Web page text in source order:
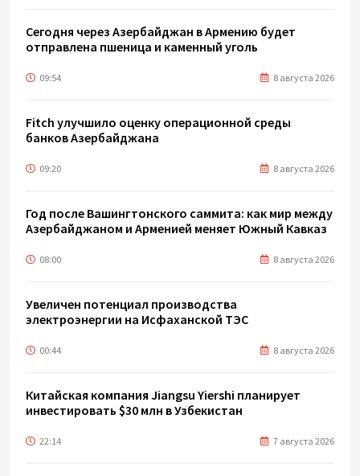
Сегодня через Азербайджан в Армению будет
отправлена пшеница и каменный уголь
09:54 8 августа 2026
Fitch улучшило оценку операционной среды
банков Азербайджана
09:20 8 августа 2026
Год после Вашингтонского саммита: как мир между
Азербайджаном и Арменией меняет Южный Кавказ
08:00 8 августа 2026
Увеличен потенциал производства
электроэнергии на Исфаханской ТЭС
00:44 8 августа 2026
Китайская компания Jiangsu Yiershi планирует
инвестировать $30 млн в Узбекистан
22:14 7 августа 2026